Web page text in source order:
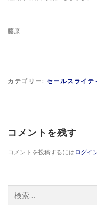
藤原
カテゴリー: セールスライテ
コメントを残す
コメントを投稿するにはログイ
索: